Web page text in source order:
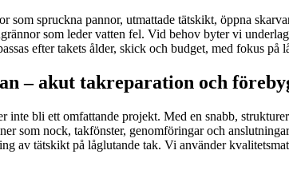
som spruckna pannor, utmattade tätskikt, öppna
som leder vatten fel. Vid behov byter vi
efter takets ålder, skick och budget, med fokus på
– akut takreparation och
inte bli ett omfattande projekt. Med en snabb,
som nock, takfönster, genomföringar och
av tätskikt på låglutande tak. Vi använder